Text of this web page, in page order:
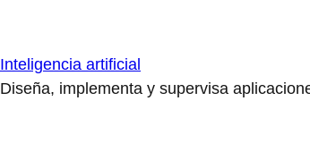
Inteligencia artificial
Diseña, implementa y supervisa